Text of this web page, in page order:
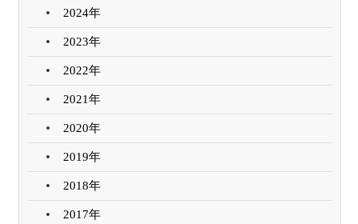
2024年
2023年
2022年
2021年
2020年
2019年
2018年
2017年